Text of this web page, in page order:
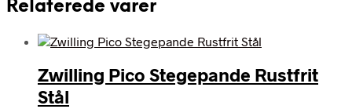
Relaterede varer
Zwilling Pico Stegepande Rustfrit
Stål